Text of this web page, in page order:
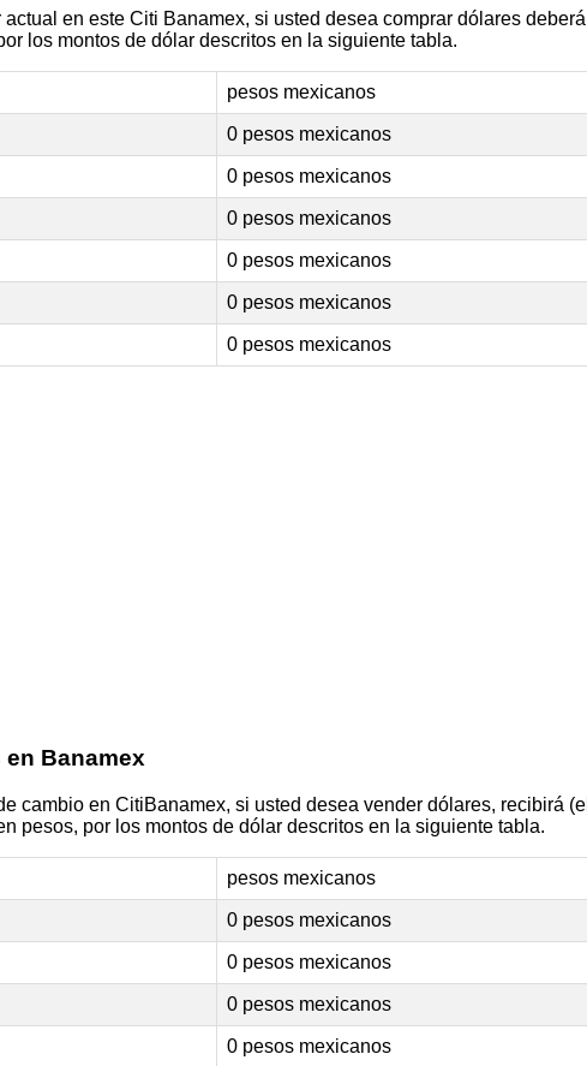
actual en este Citi Banamex, si usted desea comprar dólares
los montos de dólar descritos en la siguiente tabla.
pesos mexicanos
0 pesos mexicanos
0 pesos mexicanos
0 pesos mexicanos
0 pesos mexicanos
0 pesos mexicanos
0 pesos mexicanos
Banamex
cambio en CitiBanamex, si usted desea vender dólares, recibirá
pesos, por los montos de dólar descritos en la siguiente tabla.
pesos mexicanos
0 pesos mexicanos
0 pesos mexicanos
0 pesos mexicanos
0 pesos mexicanos